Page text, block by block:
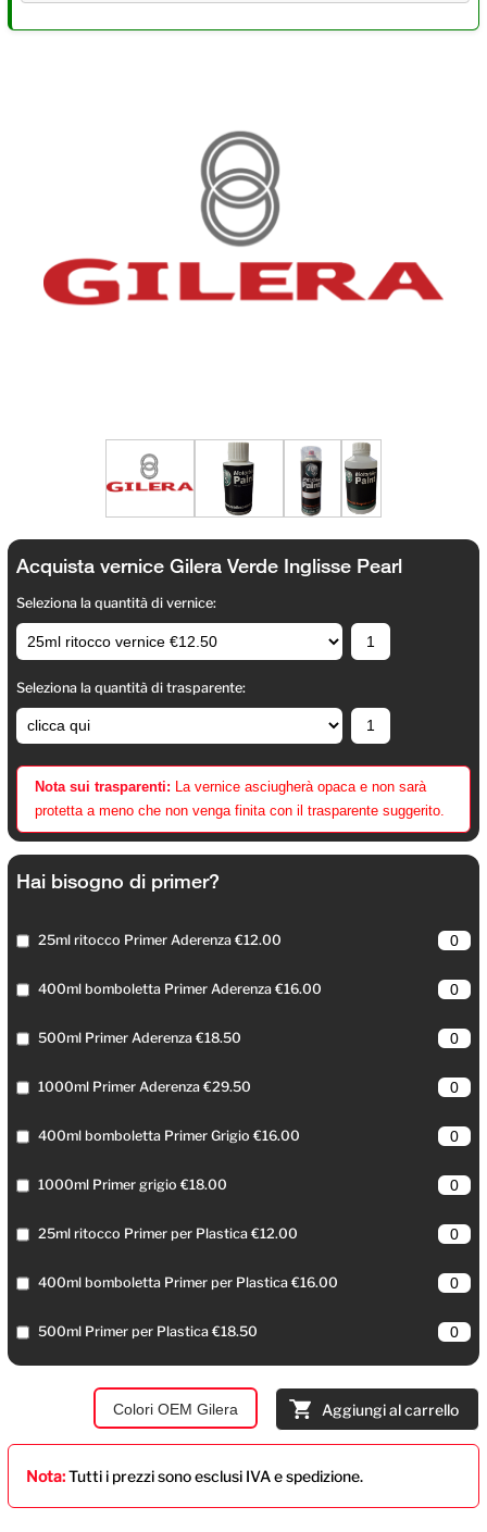
Acquista vernice Gilera Verde Inglisse Pearl
Seleziona la quantità di vernice:
Seleziona la quantità di trasparente:
Nota sui trasparenti: La vernice asciugherà opaca e non sarà
protetta a meno che non venga finita con il trasparente suggerito.
Hai bisogno di primer?
25ml ritocco Primer Aderenza €12.00
400ml bomboletta Primer Aderenza €16.00
500ml Primer Aderenza €18.50
1000ml Primer Aderenza €29.50
400ml bomboletta Primer Grigio €16.00
1000ml Primer grigio €18.00
25ml ritocco Primer per Plastica €12.00
400ml bomboletta Primer per Plastica €16.00
500ml Primer per Plastica €18.50
Aggiungi al carrello
Colori OEM Gilera
Nota:Tutti i prezzi sono esclusi IVA e spedizione.